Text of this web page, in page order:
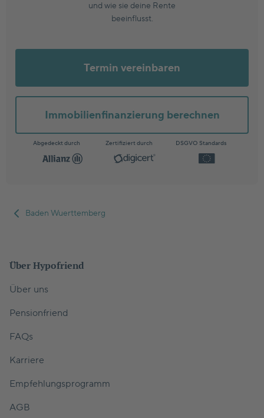
und wie sie deine Rente
beeinflusst.
Termin vereinbaren
Immobilienfinanzierung berechnen
Abgedeckt durch Zertifiziert durch DSGVO Standards
Baden Wuerttemberg
Über Hypofriend
Über uns
Pensionfriend
FAQs
Karriere
Empfehlungsprogramm
AGB